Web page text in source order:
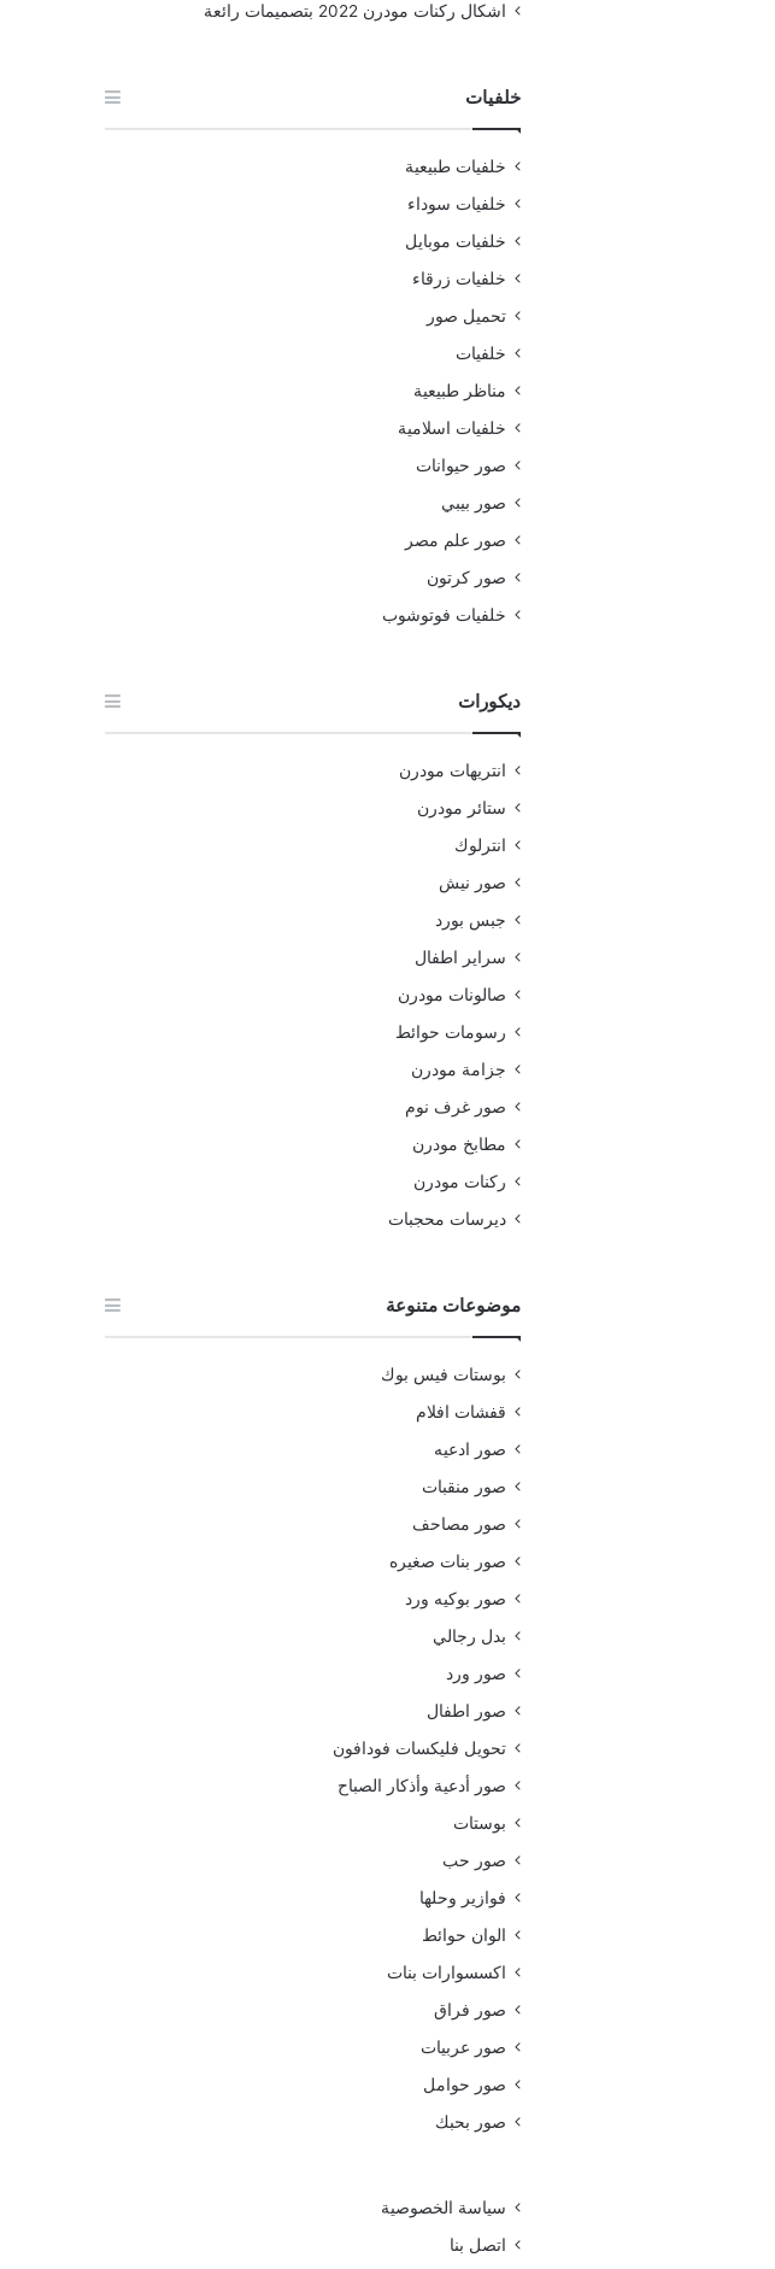
اشكال ركنات مودرن 2022 بتصميمات رائعة
خلفيات
خلفيات طبيعية
خلفيات سوداء
خلفيات موبايل
خلفيات زرقاء
تحميل صور
خلفيات
مناظر طبيعية
خلفيات اسلامية
صور حيوانات
صور بيبي
صور علم مصر
صور كرتون
خلفيات فوتوشوب
ديكورات
انتريهات مودرن
ستائر مودرن
انترلوك
صور نيش
جبس بورد
سراير اطفال
صالونات مودرن
رسومات حوائط
جزامة مودرن
صور غرف نوم
مطابخ مودرن
ركنات مودرن
ديرسات محجبات
موضوعات متنوعة
بوستات فيس بوك
قفشات افلام
صور ادعيه
صور منقبات
صور مصاحف
صور بنات صغيره
صور بوكيه ورد
بدل رجالي
صور ورد
صور اطفال
تحويل فليكسات فودافون
صور أدعية وأذكار الصباح
بوستات
صور حب
فوازير وحلها
الوان حوائط
اكسسوارات بنات
صور فراق
صور عربيات
صور حوامل
صور بحبك
سياسة الخصوصية
اتصل بنا